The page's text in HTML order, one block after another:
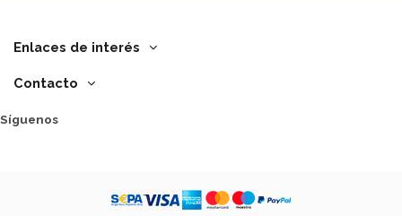
Enlaces de interés
Contacto
Síguenos